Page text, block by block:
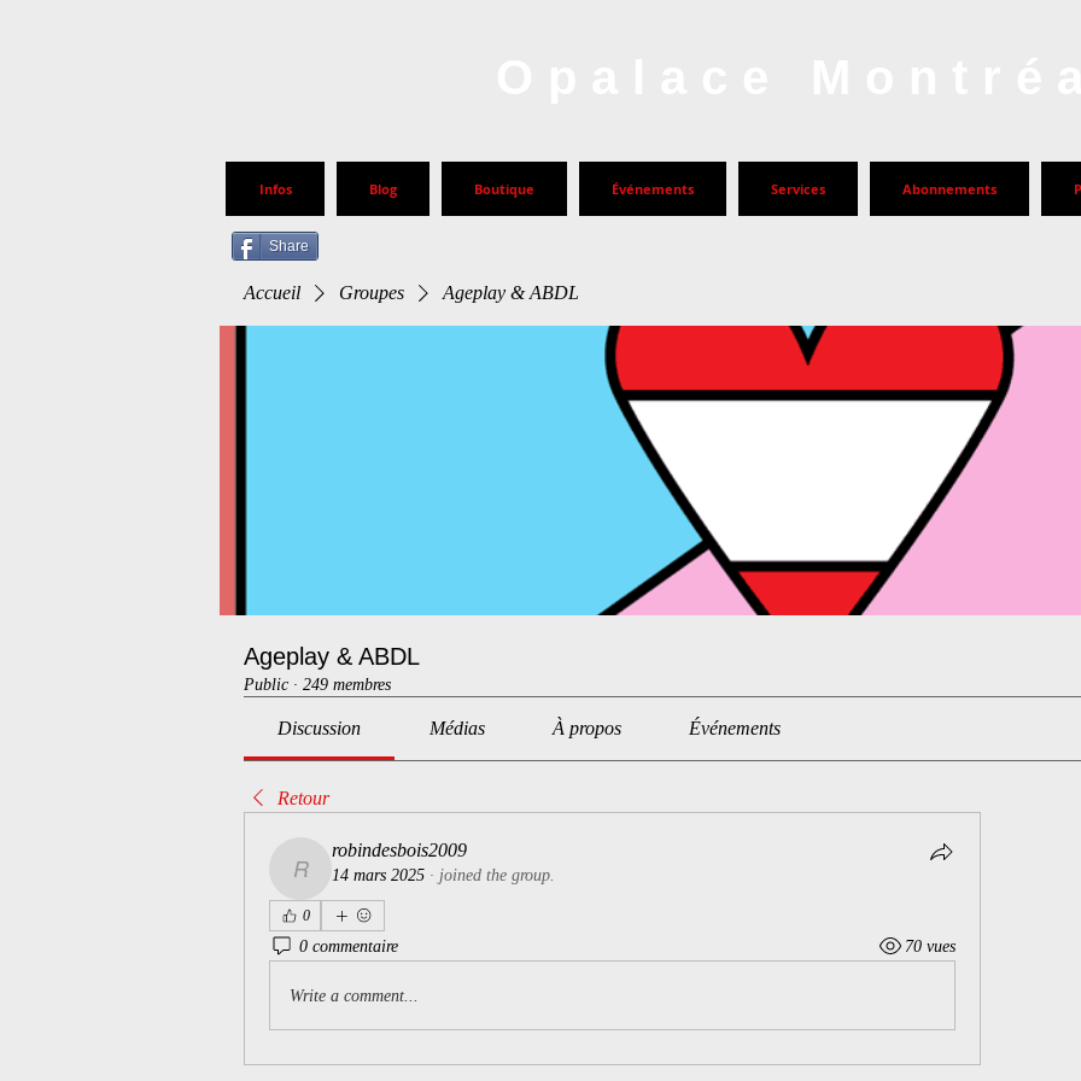
Infos Blog Boutique Événements Services Abonnements
Share
Accueil Groupes Ageplay & ABDL
Ageplay & ABDL
Public · 249 membres
Discussion Médias À propos Événements
Retour
robindesbois2009
robindesbois2009
14 mars 2025 · joined the group.
0
0 commentaire 70 vues
Write a comment...